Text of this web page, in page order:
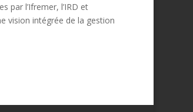
par l’Ifremer, l’IRD et
vision intégrée de la gestion